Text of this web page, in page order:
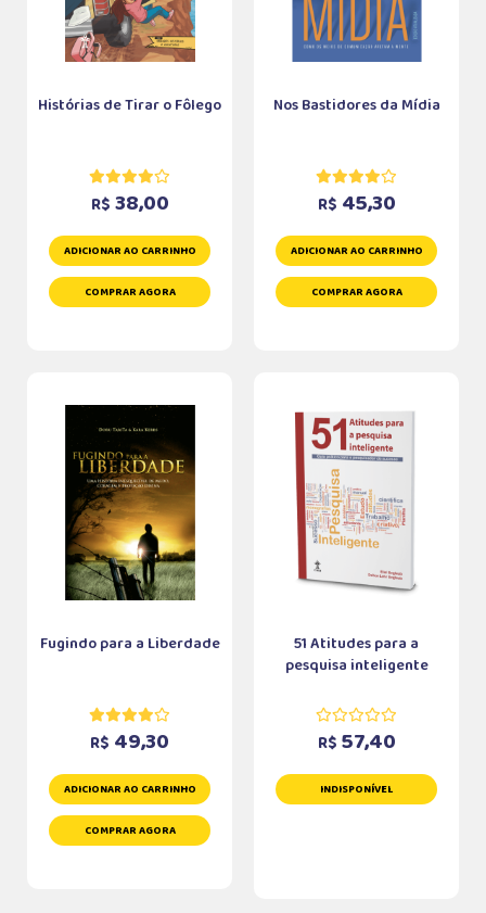
Histórias de Tirar o Fôlego
R$ 38,00
ADICIONAR AO CARRINHO
COMPRAR AGORA
Nos Bastidores da Mídia
R$ 45,30
ADICIONAR AO CARRINHO
COMPRAR AGORA
Fugindo para a Liberdade
R$ 49,30
ADICIONAR AO CARRINHO
COMPRAR AGORA
51 Atitudes para a
pesquisa inteligente
R$ 57,40
INDISPONÍVEL